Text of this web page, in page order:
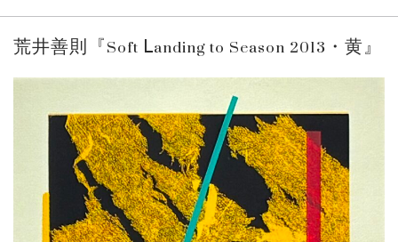
ご案内
2026.2.17
心のふるさとー安田侃彫刻講演「アルテピア...
ご案内
2023.2.25
ギャラリーシーズ「秋の美術散歩 京都・大...
荒井善則『Soft Ⅼanding to Season 2013・黄』